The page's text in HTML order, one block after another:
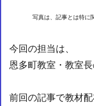
写真は、記事とは特に
今回の担当は、
恩多町教室・教室長
前回の記事で教材